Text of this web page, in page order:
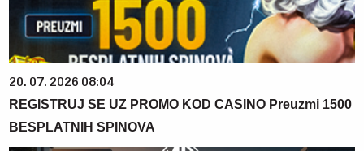
20. 07. 2026 08:04
REGISTRUJ SE UZ PROMO KOD CASINO Preuzmi 1500
BESPLATNIH SPINOVA